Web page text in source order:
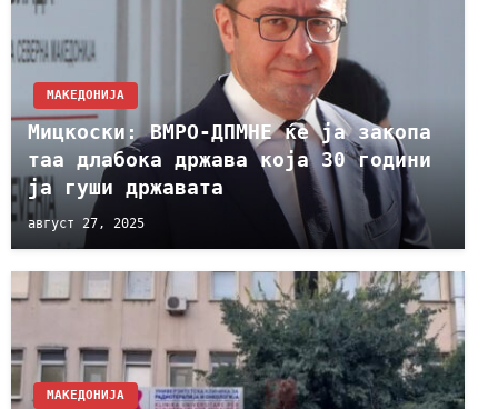
МАКЕДОНИЈА
Мицкоски: ВМРО-ДПМНЕ ќе ја закопа
таа длабока држава која 30 години
ја гуши државата
август 27, 2025
МАКЕДОНИЈА